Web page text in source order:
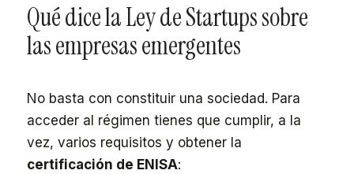
Qué dice la Ley de Startups sobre
las empresas emergentes
No basta con constituir una sociedad. Para
acceder al régimen tienes que cumplir, a la
vez, varios requisitos y obtener la
certificación de ENISA: